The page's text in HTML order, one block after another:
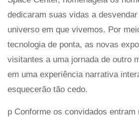
dedicaram suas vidas a
universo em que vivemos. Por
tecnologia de ponta, as novas
visitantes a uma jornada de outro
em uma experiência narrativa
esquecerão tão cedo.
p Conforme os convidados entram